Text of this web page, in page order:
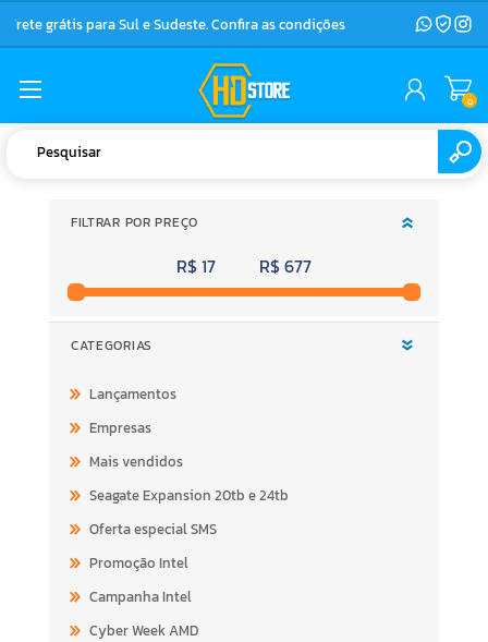
Frete grátis para Sul e Sudeste. Confira as condições
0
FILTRAR POR PREÇO
R$ 17 R$ 677
CATEGORIAS
Lançamentos
Empresas
Mais vendidos
Seagate Expansion 20tb e 24tb
Oferta especial SMS
Promoção Intel
Campanha Intel
Cyber Week AMD